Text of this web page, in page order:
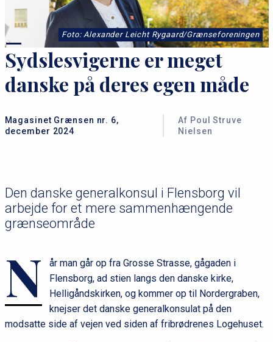
Foto: Alexander Leicht Rygaard/Grænseforeningen
Sydslesvigerne er meget
danske på deres egen måde
Magasinet Grænsen nr. 6,
december 2024
Af Poul Struve
Nielsen
Den danske generalkonsul i Flensborg vil
arbejde for et mere sammenhængende
grænseområde
N
år man går op fra Grosse Strasse, gågaden i
Flensborg, ad stien langs den danske kirke,
Helligåndskirken, og kommer op til Nordergraben,
knejser det danske generalkonsulat på den
modsatte side af vejen ved siden af fribrødrenes Logehuset.